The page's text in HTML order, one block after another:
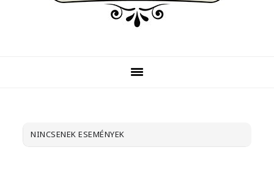
NINCSENEK ESEMÉNYEK